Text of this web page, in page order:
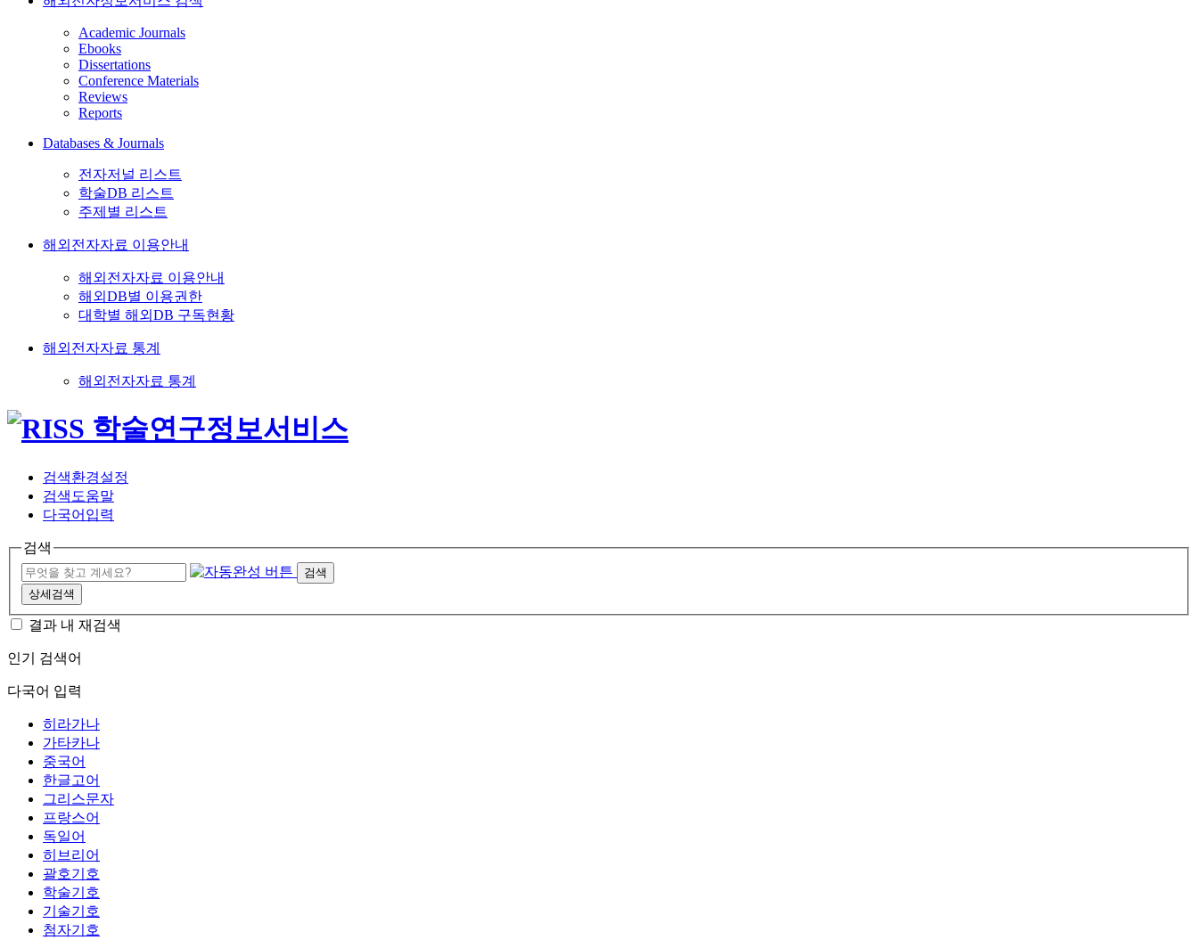
Academic Journals
Ebooks
Dissertations
Conference Materials
Reviews
Reports
Databases & Journals
전자저널 리스트
학술DB 리스트
주제별 리스트
해외전자자료 이용안내
해외전자자료 이용안내
해외DB별 이용권한
대학별 해외DB 구독현황
해외전자자료 통계
해외전자자료 통계
검색환경설정
검색도움말
다국어입력
검색
검색
상세검색
결과 내 재검색
인기 검색어
다국어 입력
히라가나
가타카나
중국어
한글고어
그리스문자
프랑스어
독일어
히브리어
괄호기호
학술기호
기술기호
첨자기호